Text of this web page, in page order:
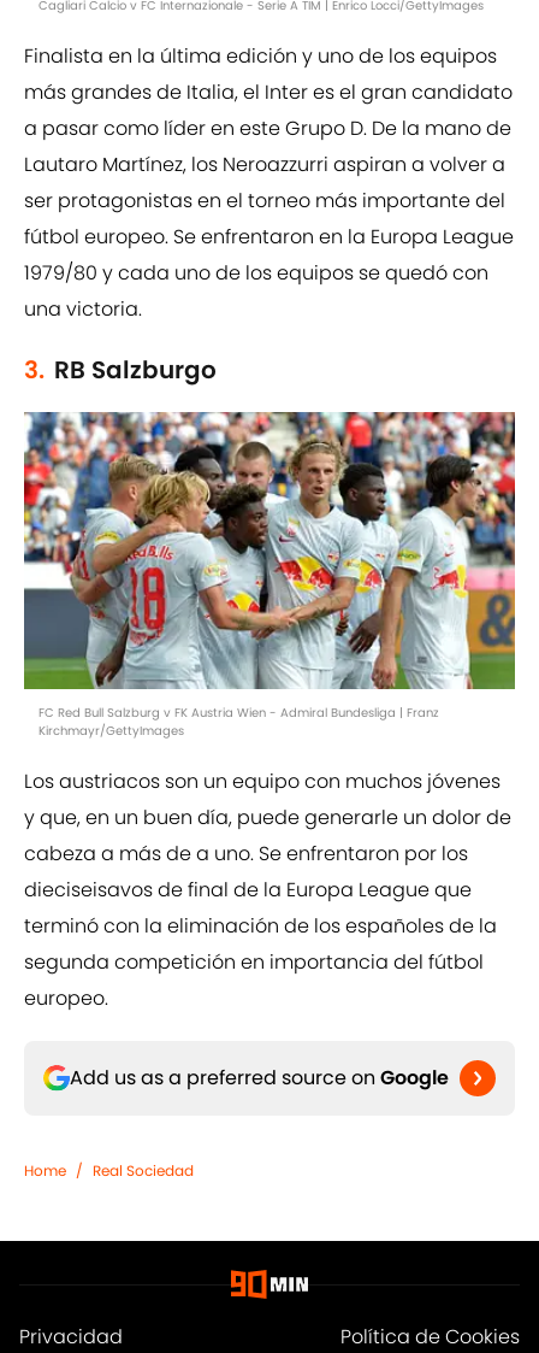
Cagliari Calcio v FC Internazionale - Serie A TIM | Enrico Locci/GettyImages
Finalista en la última edición y uno de los equipos
más grandes de Italia, el Inter es el gran candidato
a pasar como líder en este Grupo D. De la mano de
Lautaro Martínez, los Neroazzurri aspiran a volver a
ser protagonistas en el torneo más importante del
fútbol europeo. Se enfrentaron en la Europa League
1979/80 y cada uno de los equipos se quedó con
una victoria.
3. RB Salzburgo
FC Red Bull Salzburg v FK Austria Wien - Admiral Bundesliga | Franz
Kirchmayr/GettyImages
Los austriacos son un equipo con muchos jóvenes
y que, en un buen día, puede generarle un dolor de
cabeza a más de a uno. Se enfrentaron por los
dieciseisavos de final de la Europa League que
terminó con la eliminación de los españoles de la
segunda competición en importancia del fútbol
europeo.
Add us as a preferred source on Google
Home / Real Sociedad
Privacidad Política de Cookies